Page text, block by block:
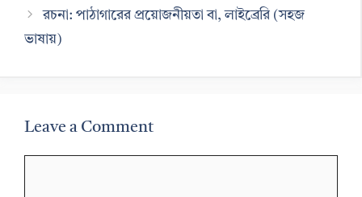
রচনা: পাঠাগারের প্রয়োজনীয়তা বা, লাইব্রেরি (সহজ
ভাষায়)
Leave a Comment